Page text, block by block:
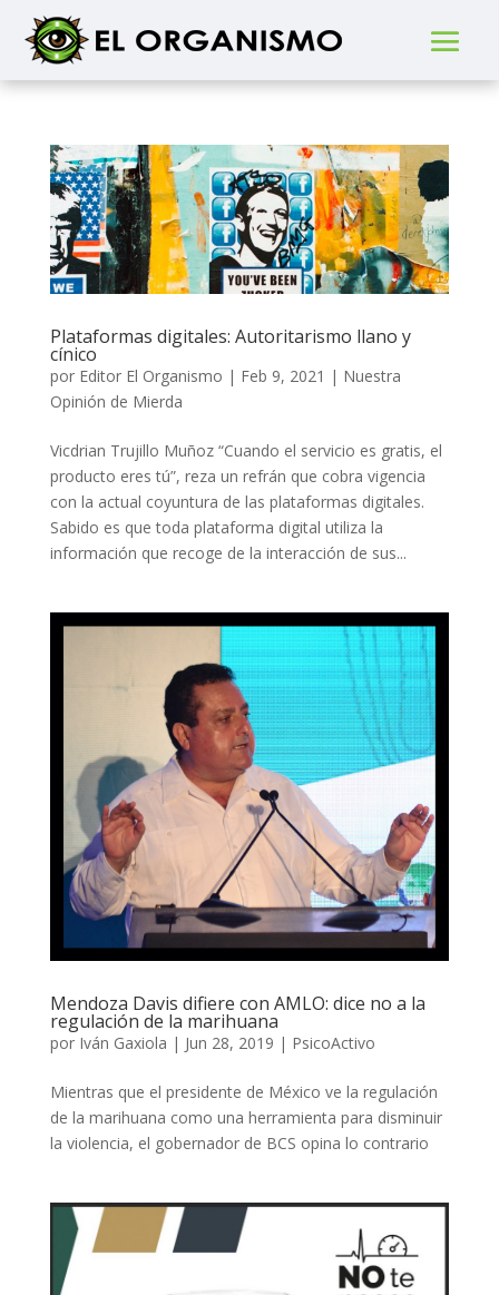
Plataformas digitales: Autoritarismo llano y
cínico
por Editor El Organismo | Feb 9, 2021 | Nuestra
Opinión de Mierda
Vicdrian Trujillo Muñoz “Cuando el servicio es gratis, el
producto eres tú”, reza un refrán que cobra vigencia
con la actual coyuntura de las plataformas digitales.
Sabido es que toda plataforma digital utiliza la
información que recoge de la interacción de sus...
Mendoza Davis difiere con AMLO: dice no a la
regulación de la marihuana
por Iván Gaxiola | Jun 28, 2019 | PsicoActivo
Mientras que el presidente de México ve la regulación
de la marihuana como una herramienta para disminuir
la violencia, el gobernador de BCS opina lo contrario